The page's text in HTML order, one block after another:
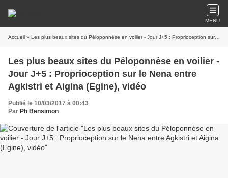
MENU
Accueil » Les plus beaux sites du Péloponnèse en voilier - Jour J+5 : Proprioception sur le Nena entre Agkistri et Aigina (Egine), vidéo
Les plus beaux sites du Péloponnèse en voilier -
Jour J+5 : Proprioception sur le Nena entre
Agkistri et Aigina (Egine), vidéo
Publié le 10/03/2017 à 00:43
Par Ph Bensimon